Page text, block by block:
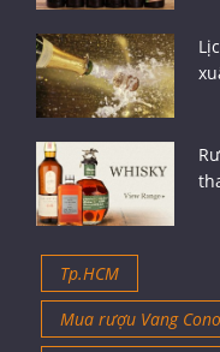
Tp.HCM
Mua rượu Vang